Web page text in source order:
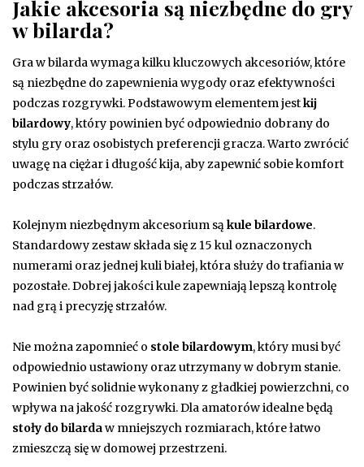
Jakie akcesoria są niezbędne do gry
w bilarda?
Gra w bilarda wymaga kilku kluczowych akcesoriów, które
są niezbędne do zapewnienia wygody oraz efektywności
podczas rozgrywki. Podstawowym elementem jestkij
bilardowy, który powinien być odpowiednio dobrany do
stylu gry oraz osobistych preferencji gracza. Warto zwrócić
uwagę na ciężar i długość kija, aby zapewnić sobie komfort
podczas strzałów.
Kolejnym niezbędnym akcesorium sąkule bilardowe.
Standardowy zestaw składa się z 15 kul oznaczonych
numerami oraz jednej kuli białej, która służy do trafiania w
pozostałe. Dobrej jakości kule zapewniają lepszą kontrolę
nad grą i precyzję strzałów.
Nie można zapomnieć o stole bilardowym, który musi być
odpowiednio ustawiony oraz utrzymany w dobrym stanie.
Powinien być solidnie wykonany z gładkiej powierzchni, co
wpływa na jakość rozgrywki. Dla amatorów idealne będą
stoły do bilardaw mniejszych rozmiarach, które łatwo
zmieszczą się w domowej przestrzeni.